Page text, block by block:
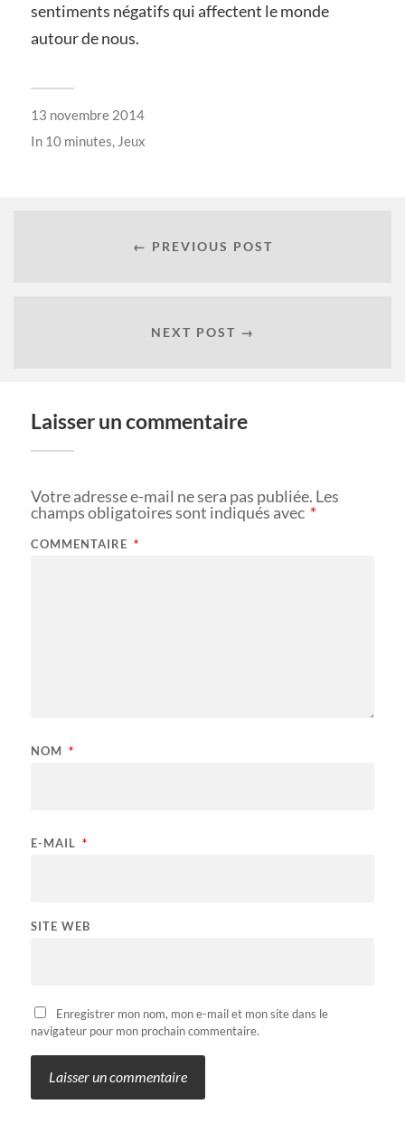
sentiments négatifs qui affectent le monde
autour de nous.
13 novembre 2014
In 10 minutes, Jeux
← PREVIOUS POST
NEXT POST →
Laisser un commentaire
Votre adresse e-mail ne sera pas publiée. Les
champs obligatoires sont indiqués avec *
COMMENTAIRE *
NOM *
E-MAIL *
SITE WEB
Enregistrer mon nom, mon e-mail et mon site dans le
navigateur pour mon prochain commentaire.